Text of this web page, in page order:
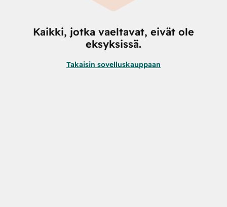
Kaikki, jotka vaeltavat, eivät ole
eksyksissä.
Takaisin sovelluskauppaan